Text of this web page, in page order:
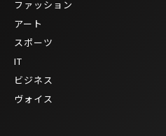
ファッション
アート
スポーツ
IT
ビジネス
ヴォイス